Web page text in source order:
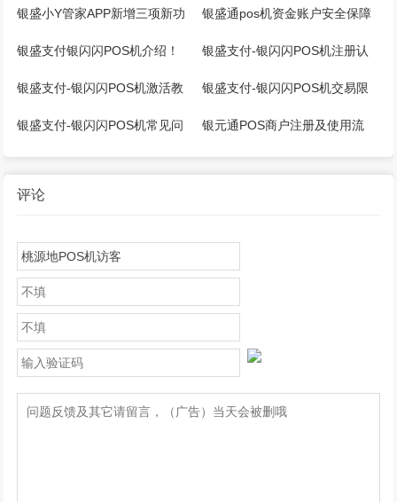
银盛小Y管家APP新增三项新功
能，商户经营管理更轻松
银盛通pos机资金账户安全保障
服务（延误宝）使用说明及关闭
银盛支付银闪闪POS机介绍！
银盛支付-银闪闪POS机注册认
证提额流程！
银盛支付-银闪闪POS机激活教
程！
银盛支付-银闪闪POS机交易限
额规则介绍！
银盛支付-银闪闪POS机常见问
银元通POS商户注册及使用流
评论